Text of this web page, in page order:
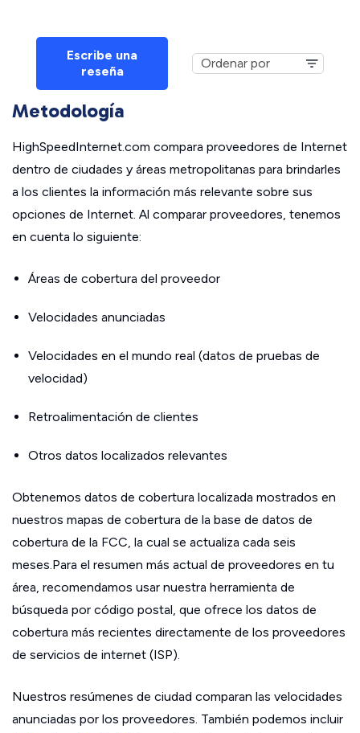
Escribe una
reseña
Metodología
HighSpeedInternet.com compara proveedores de Internet
dentro de ciudades y áreas metropolitanas para brindarles
a los clientes la información más relevante sobre sus
opciones de Internet. Al comparar proveedores, tenemos
en cuenta lo siguiente:
Áreas de cobertura del proveedor
Velocidades anunciadas
Velocidades en el mundo real (datos de pruebas de
velocidad)
Retroalimentación de clientes
Otros datos localizados relevantes
Obtenemos datos de cobertura localizada mostrados en
nuestros mapas de cobertura de la base de datos de
cobertura de la FCC, la cual se actualiza cada seis
meses.Para el resumen más actual de proveedores en tu
área, recomendamos usar nuestra herramienta de
búsqueda por código postal, que ofrece los datos de
cobertura más recientes directamente de los proveedores
de servicios de internet (ISP).
Nuestros resúmenes de ciudad comparan las velocidades
anunciadas por los proveedores. También podemos incluir